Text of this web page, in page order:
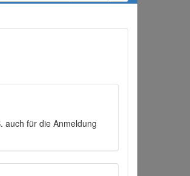
auch für die Anmeldung